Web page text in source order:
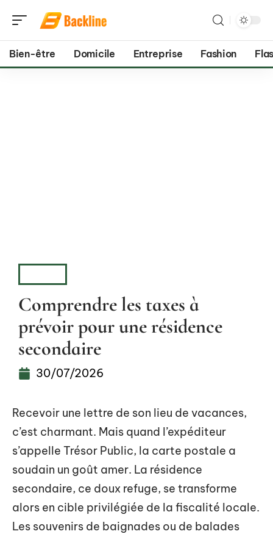
Bien-être Domicile Entreprise Fashion
Comprendre les taxes à
prévoir pour une résidence
secondaire
30/07/2026
Recevoir une lettre de son lieu de vacances,
c’est charmant. Mais quand l’expéditeur
s’appelle Trésor Public, la carte postale a
soudain un goût amer. La résidence
secondaire, ce doux refuge, se transforme
alors en cible privilégiée de la fiscalité locale.
Les souvenirs de baignades ou de balades